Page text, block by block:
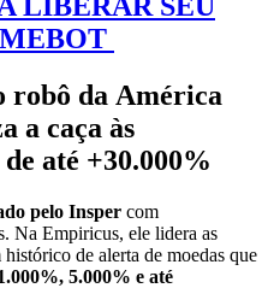
robô da América
a caça às
até +30.000%
pelo Insper com
Na Empiricus, ele lidera as
de alerta de moedas que
5.000% e até